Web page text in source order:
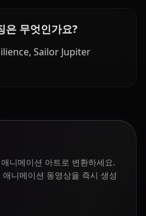
무엇인가요?
Sailor Jupiter
니메이션 아트로 변환하세요.
니메이션 동영상을 즉시 생성